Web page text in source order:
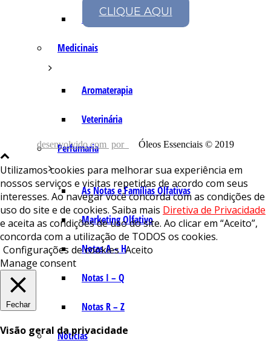
Fórmulas Caseiras
Medicinais
Aromaterapia
Veterinária
Perfumaria
As Notas e Famílias Olfativas
Marketing Olfativo
Notas A – H
Notas I – Q
Notas R – Z
Notícias
CLIQUE AQUI
desenvolvido com por Óleos Essenciais © 2019
Utilizamos cookies para melhorar sua experiência em
nossos serviços e visitas repetidas de acordo com seus
interesses. Ao navegar você concorda com as condições de
uso do site e de cookies. Saiba mais Diretiva de Privacidade
e aceita as condições de uso do site. Ao clicar em “Aceito”,
concorda com a utilização de TODOS os cookies.
Configurações de cookies Aceito
Manage consent
Fechar
Visão geral da privacidade